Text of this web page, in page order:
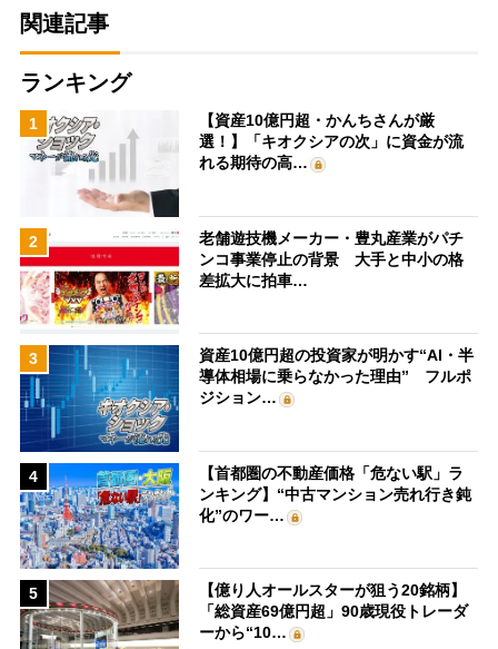
関連記事
ランキング
1
【資産10億円超・かんちさんが厳
選！】「キオクシアの次」に資金が流
れる期待の高…
2
老舗遊技機メーカー・豊丸産業がパチ
ンコ事業停止の背景 大手と中小の格
差拡大に拍車…
3
資産10億円超の投資家が明かす“AI・半
導体相場に乗らなかった理由” フルポ
ジション…
4
【首都圏の不動産価格「危ない駅」ラ
ンキング】“中古マンション売れ行き鈍
化”のワー…
5
【億り人オールスターが狙う20銘柄】
「総資産69億円超」90歳現役トレーダ
ーから“10…